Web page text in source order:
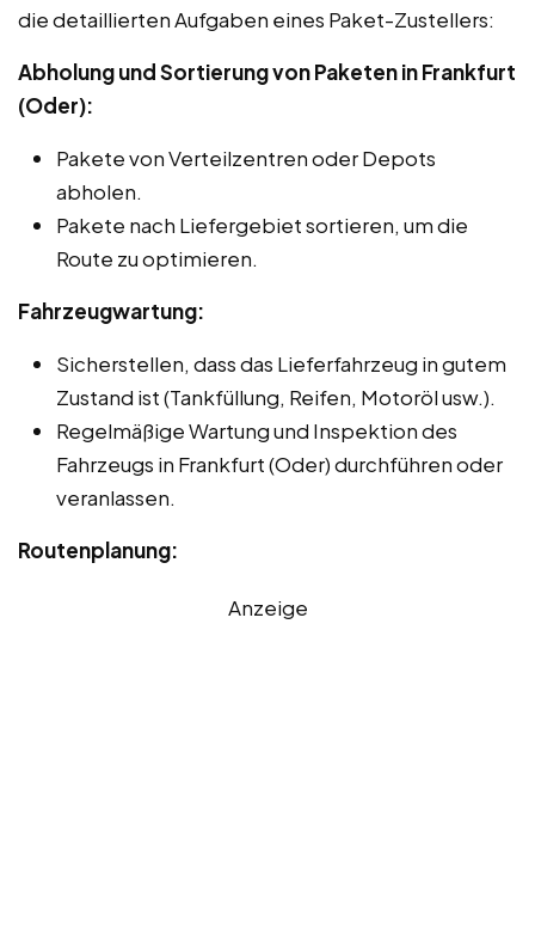
die detaillierten Aufgaben eines Paket-Zustellers:
Abholung und Sortierung von Paketen in Frankfurt
(Oder):
Pakete von Verteilzentren oder Depots
abholen.
Pakete nach Liefergebiet sortieren, um die
Route zu optimieren.
Fahrzeugwartung:
Sicherstellen, dass das Lieferfahrzeug in gutem
Zustand ist (Tankfüllung, Reifen, Motoröl usw.).
Regelmäßige Wartung und Inspektion des
Fahrzeugs in Frankfurt (Oder) durchführen oder
veranlassen.
Routenplanung:
Anzeige